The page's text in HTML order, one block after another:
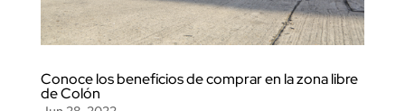
Conoce los beneficios de comprar en la zona libre
de Colón